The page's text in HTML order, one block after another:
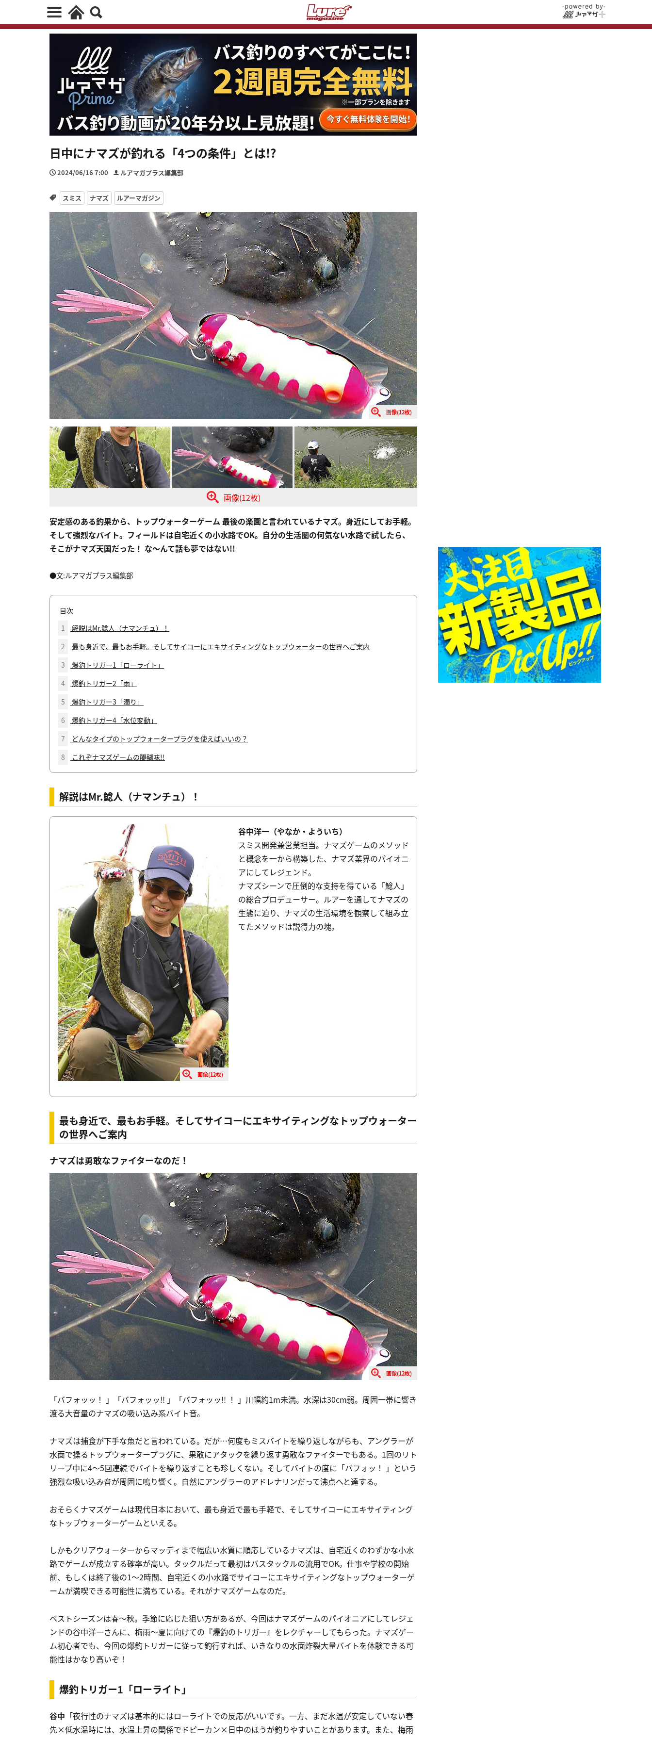
日中にナマズが釣れる「4つの条件」とは!?
2024/06/16 7:00 ルアマガプラス編集部
スミス ナマズ ルアーマガジン
画像(12枚)
画像(12枚)
安定感のある釣果から、トップウォーターゲーム 最後の楽園と言われているナマズ。身近にしてお手軽。
そして強烈なバイト。フィールドは自宅近くの小水路でOK。自分の生活圏の何気ない水路で試したら、
そこがナマズ天国だった！ な～んて話も夢ではない!!
●文:ルアマガプラス編集部
目次
1
解説はMr.鯰人（ナマンチュ）！
2
最も身近で、最もお手軽。そしてサイコーにエキサイティングなトップウォーターの世界へご案内
3
爆釣トリガー1「ローライト」
4
爆釣トリガー2「雨」
5
爆釣トリガー3「濁り」
6
爆釣トリガー4「水位変動」
7
どんなタイプのトップウォータープラグを使えばいいの？
8
これぞナマズゲームの醍醐味!!
解説はMr.鯰人（ナマンチュ）！
画像(12枚)
谷中洋一（やなか・よういち）
スミス開発兼営業担当。ナマズゲームのメソッド
と概念を一から構築した、ナマズ業界のパイオニ
アにしてレジェンド。
ナマズシーンで圧倒的な支持を得ている「鯰人」
の総合プロデューサー。ルアーを通してナマズの
生態に迫り、ナマズの生活環境を観察して組み立
てたメソッドは説得力の塊。
最も身近で、最もお手軽。そしてサイコーにエキサイティングなトップウォーター
の世界へご案内
ナマズは勇敢なファイターなのだ！
画像(12枚)
「バフォッッ！ 」「バフォッッ!! 」「バフォッッ!! ！ 」川幅約1m未満。水深は30cm弱。周囲一帯に響き
渡る大音量のナマズの吸い込み系バイト音。
ナマズは捕食が下手な魚だと言われている。だが…何度もミスバイトを繰り返しながらも、アングラーが
水面で操るトップウォータープラグに、果敢にアタックを繰り返す勇敢なファイターでもある。1回のリト
リーブ中に4～5回連続でバイトを繰り返すことも珍しくない。そしてバイトの度に「バフォッ！ 」という
強烈な吸い込み音が周囲に鳴り響く。自然にアングラーのアドレナリンだって沸点へと達する。
おそらくナマズゲームは現代日本において、最も身近で最も手軽で、そしてサイコーにエキサイティング
なトップウォーターゲームといえる。
しかもクリアウォーターからマッディまで幅広い水質に順応しているナマズは、自宅近くのわずかな小水
路でゲームが成立する確率が高い。タックルだって最初はバスタックルの流用でOK。仕事や学校の開始
前、もしくは終了後の1～2時間、自宅近くの小水路でサイコーにエキサイティングなトップウォーターゲ
ームが満喫できる可能性に満ちている。それがナマズゲームなのだ。
ベストシーズンは春～秋。季節に応じた狙い方があるが、今回はナマズゲームのパイオニアにしてレジェ
ンドの谷中洋一さんに、梅雨～夏に向けての『爆釣のトリガー』をレクチャーしてもらった。ナマズゲー
ム初心者でも、今回の爆釣トリガーに従って釣行すれば、いきなりの水面炸裂大量バイトを体験できる可
能性はかなり高いぞ！
爆釣トリガー1「ローライト」
谷中 「夜行性のナマズは基本的にはローライトでの反応がいいです。一方、まだ水温が安定していない春
先×低水温時には、水温上昇の関係でドピーカン×日中のほうが釣りやすいことがあります。また、梅雨